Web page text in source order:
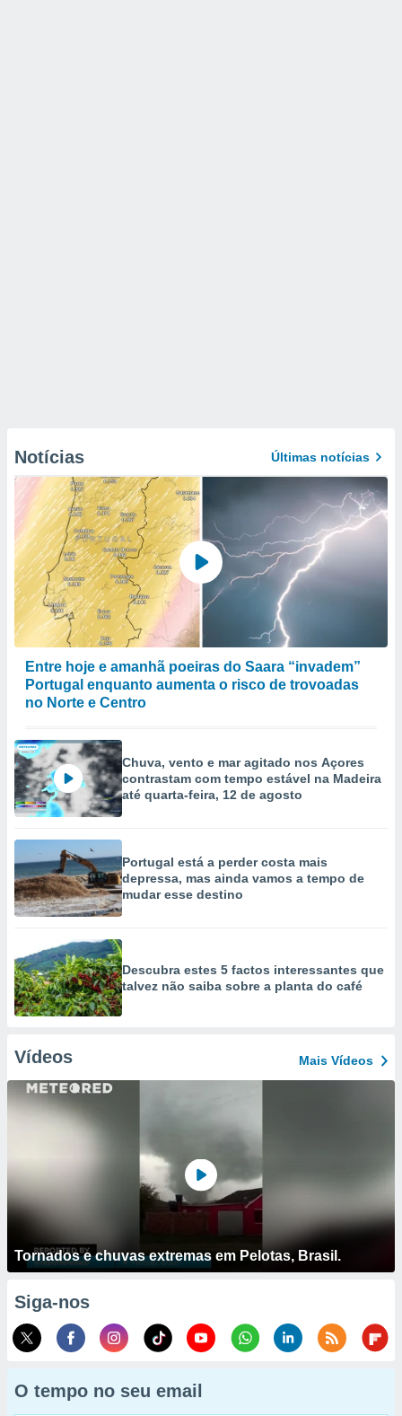
Notícias Últimas notícias
Entre hoje e amanhã poeiras do Saara “invadem”
Portugal enquanto aumenta o risco de trovoadas
no Norte e Centro
Chuva, vento e mar agitado nos Açores
contrastam com tempo estável na Madeira
até quarta-feira, 12 de agosto
Portugal está a perder costa mais
depressa, mas ainda vamos a tempo de
mudar esse destino
Descubra estes 5 factos interessantes que
talvez não saiba sobre a planta do café
Vídeos Mais Vídeos
Tornados e chuvas extremas em Pelotas, Brasil.
Siga-nos
O tempo no seu email